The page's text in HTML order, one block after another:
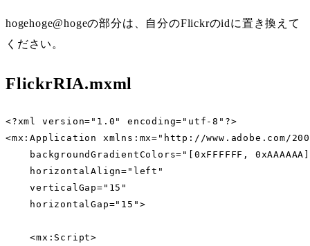
hogehoge@hogeの部分は、自分のFlickrのidに置き換えて
ください。
FlickrRIA.mxml
<?xml version="1.0" encoding="utf-8"?>
<mx:Application xmlns:mx="http://www.adobe.com/
backgroundGradientColors="[0xFFFFFF,
    horizontalAlign="left"
    verticalGap="15"
    horizontalGap="15">
    <mx:Script>